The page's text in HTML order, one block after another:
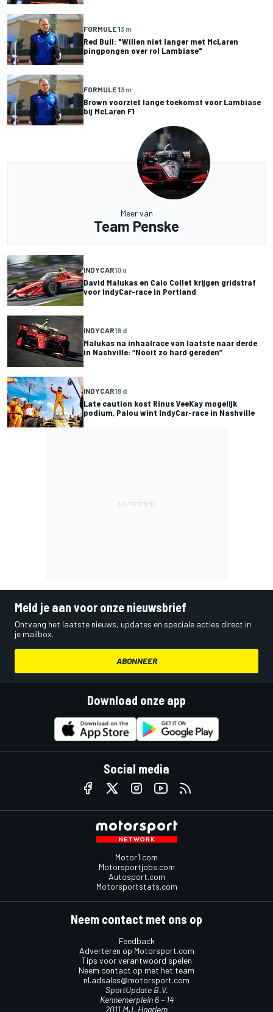
FORMULE 13 m
Red Bull: "Willen niet langer met McLaren
pingpongen over rol Lambiase"
FORMULE 13 m
Brown voorziet lange toekomst voor Lambiase
bij McLaren F1
Meer van
Team Penske
INDYCAR10 u
David Malukas en Caio Collet krijgen gridstraf
voor IndyCar-race in Portland
INDYCAR18 d
Malukas na inhaalrace van laatste naar derde
in Nashville: “Nooit zo hard gereden”
INDYCAR18 d
Late caution kost Rinus VeeKay mogelijk
podium, Palou wint IndyCar-race in Nashville
Meld je aan voor onze nieuwsbrief
Ontvang het laatste nieuws, updates en speciale acties direct in
je mailbox.
ABONNEER
Download onze app
Social media
Motor1.com
Motorsportjobs.com
Autosport.com
Motorsportstats.com
Neem contact met ons op
Feedback
Adverteren op Motorsport.com
Tips voor verantwoord spelen
Neem contact op met het team
nl.adsales@motorsport.com
SportUpdate B.V.
Kennemerplein 6 – 14
2011 MJ, Haarlem